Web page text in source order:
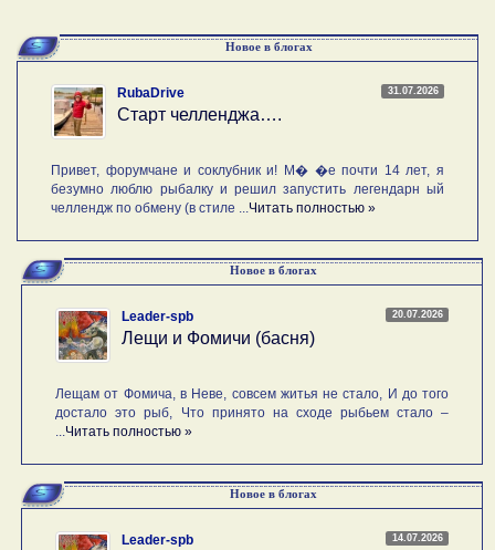
Новое в блогах
31.07.2026
RubaDrive
Старт челленджа….
Привет, форумчане и соклубник и! М� �е почти 14 лет, я
безумно люблю рыбалку и решил запустить легендарн ый
челлендж по обмену (в стиле ... Читать полностью »
Новое в блогах
20.07.2026
Leader-spb
Лещи и Фомичи (басня)
Лещам от Фомича, в Неве, совсем житья не стало, И до того
достало это рыб, Что принято на сходе рыбьем стало –
Читать полностью »
Новое в блогах
14.07.2026
Leader-spb